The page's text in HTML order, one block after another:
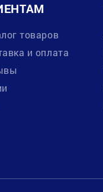
товаров
и оплата